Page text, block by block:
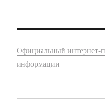
Официальный интернет-
информации